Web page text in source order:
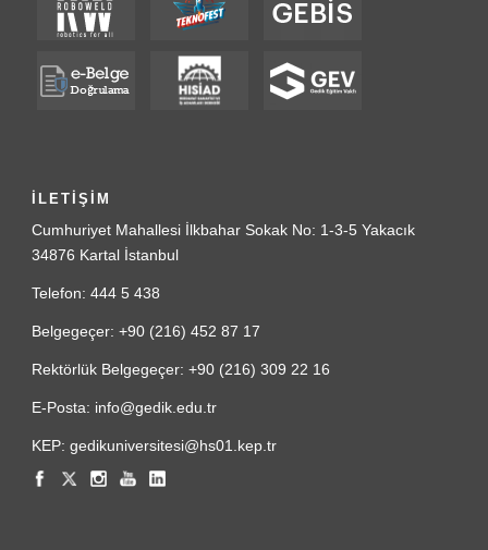
İLETİŞİM
Cumhuriyet Mahallesi İlkbahar Sokak No: 1-3-5 Yakacık
34876 Kartal İstanbul
Telefon: 444 5 438
Belgegeçer: +90 (216) 452 87 17
Rektörlük Belgegeçer: +90 (216) 309 22 16
E-Posta: info@gedik.edu.tr
KEP: gedikuniversitesi@hs01.kep.tr